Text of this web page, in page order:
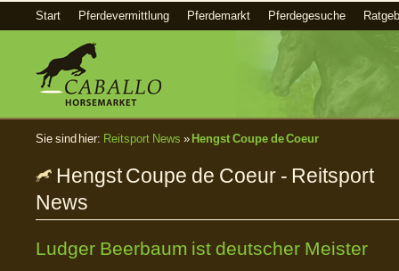
Start Pferdevermittlung Pferdemarkt Pferdegesuche
Sie sind hier: Reitsport News » Hengst Coupe de Coeur
Hengst Coupe de Coeur - Reitsport
News
Ludger Beerbaum ist deutscher Meister